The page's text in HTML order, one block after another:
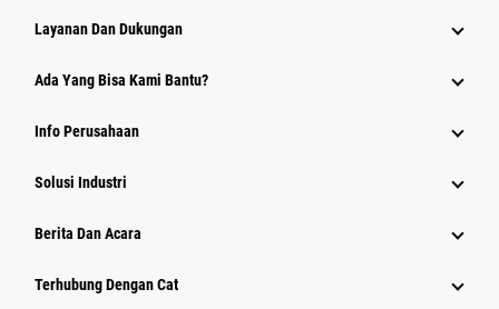
Layanan Dan Dukungan
Ada Yang Bisa Kami Bantu?
Info Perusahaan
Solusi Industri
Berita Dan Acara
Terhubung Dengan Cat